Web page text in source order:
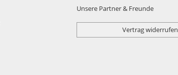
Unsere Partner & Freunde
Vertrag widerrufen